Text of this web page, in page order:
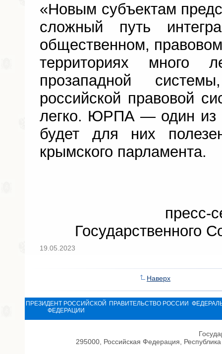
«Новым субъектам
сложный путь
общественном,
территориях
прозападной
российской правовой
легко. ЮРПА — один из
будет для них
крымского парламента.
пресс-
Государственного
19.05.2023
Наверх
ПРЕЗИДЕНТ РОССИЙСКОЙ
ФЕДЕРАЦИИ
ПРАВИТЕЛЬСТВО РОССИИ
295000, Российская Федерация,